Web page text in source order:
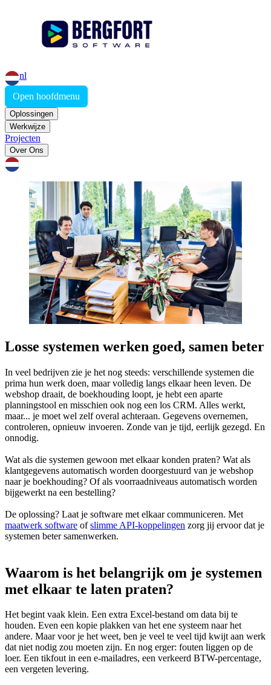
nl
Open hoofdmenu
Oplossingen
Werkwijze
Projecten
Over Ons
Losse systemen werken goed, samen beter
In veel bedrijven zie je het nog steeds: verschillende systemen die
prima hun werk doen, maar volledig langs elkaar heen leven. De
webshop draait, de boekhouding loopt, je hebt een aparte
planningstool en misschien ook nog een los CRM. Alles werkt,
maar... je moet wel zelf overal achteraan. Gegevens overnemen,
controleren, opnieuw invoeren. Zonde van je tijd, eerlijk gezegd. En
onnodig.
Wat als die systemen gewoon met elkaar konden praten? Wat als
klantgegevens automatisch worden doorgestuurd van je webshop
naar je boekhouding? Of als voorraadniveaus automatisch worden
bijgewerkt na een bestelling?
De oplossing? Laat je software met elkaar communiceren. Met
maatwerk software ofslimme API-koppelingen zorg jij ervoor dat je
systemen beter samenwerken.
Waarom is het belangrijk om je systemen
met elkaar te laten praten?
Het begint vaak klein. Een extra Excel-bestand om data bij te
houden. Even een kopie plakken van het ene systeem naar het
andere. Maar voor je het weet, ben je veel te veel tijd kwijt aan werk
dat niet nodig zou moeten zijn. En nog erger: fouten liggen op de
loer. Een tikfout in een e-mailadres, een verkeerd BTW-percentage,
een vergeten levering.